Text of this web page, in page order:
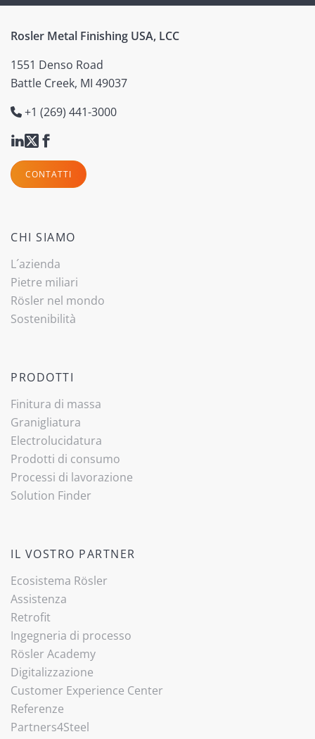
Rosler Metal Finishing USA, LCC
1551 Denso Road
Battle Creek, MI 49037
+1 (269) 441-3000
CONTATTI
CHI SIAMO
L´azienda
Pietre miliari
Rösler nel mondo
Sostenibilità
PRODOTTI
Finitura di massa
Granigliatura
Electrolucidatura
Prodotti di consumo
Processi di lavorazione
Solution Finder
IL VOSTRO PARTNER
Ecosistema Rösler
Assistenza
Retrofit
Ingegneria di processo
Rösler Academy
Digitalizzazione
Customer Experience Center
Referenze
Partners4Steel